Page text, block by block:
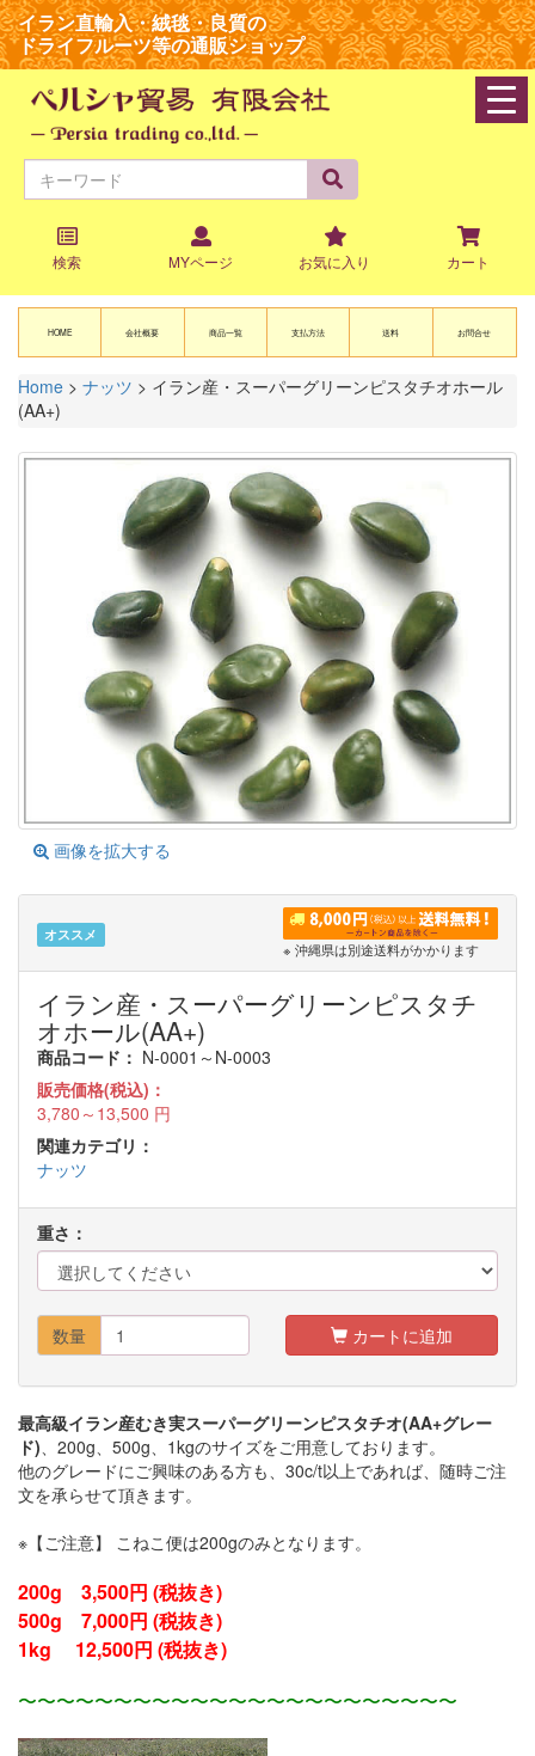
イラン直輸入・絨毯・良質の
ドライフルーツ等の通販ショップ
検索 MYページ お気に入り カート
HOME 会社概要 商品一覧 支払方法 送料 お問合せ
Home > ナッツ > イラン産・スーパーグリーンピスタチオホール
(AA+)
画像を拡大する
オススメ
※ 沖縄県は別途送料がかかります
イラン産・スーパーグリーンピスタチ
オホール(AA+)
商品コード： N-0001～N-0003
販売価格(税込)：
3,780～13,500 円
関連カテゴリ：
ナッツ
重さ：
数量 カートに追加
最高級イラン産むき実スーパーグリーンピスタチオ(AA+グレー
ド) 、200g、500g、1kgのサイズをご用意しております。
他のグレードにご興味のある方も、30c/t以上であれば、随時ご注
文を承らせて頂きます。
※【ご注意】 こねこ便は200gのみとなります。
200g 3,500円 (税抜き)
500g 7,000円 (税抜き)
1kg 12,500円 (税抜き)
〜〜〜〜〜〜〜〜〜〜〜〜〜〜〜〜〜〜〜〜〜〜〜